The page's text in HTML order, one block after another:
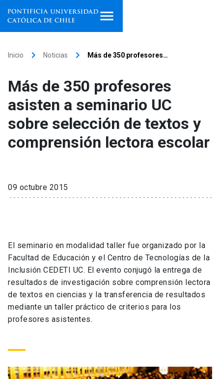
Facultades, escuelas e
institutos
Investigación
Información para keyboard_arrow_down
Futuros estudiantes
Académicos
Personal
Alumni launch
Go to english site
ACCESOS DIRECTOS
Admisión launch
Inicio keyboard_arrow_right Noticias keyboard_arrow_right Más de 350 profesores…
Más de 350 profesores
asisten a seminario UC
sobre selección de textos y
comprensión lectora escolar
09 octubre 2015
El seminario en modalidad taller fue organizado por la
Facultad de Educación y el Centro de Tecnologías de la
Inclusión CEDETI UC. El evento conjugó la entrega de
resultados de investigación sobre comprensión lectora
de textos en ciencias y la transferencia de resultados
mediante un taller práctico de criterios para los
profesores asistentes.